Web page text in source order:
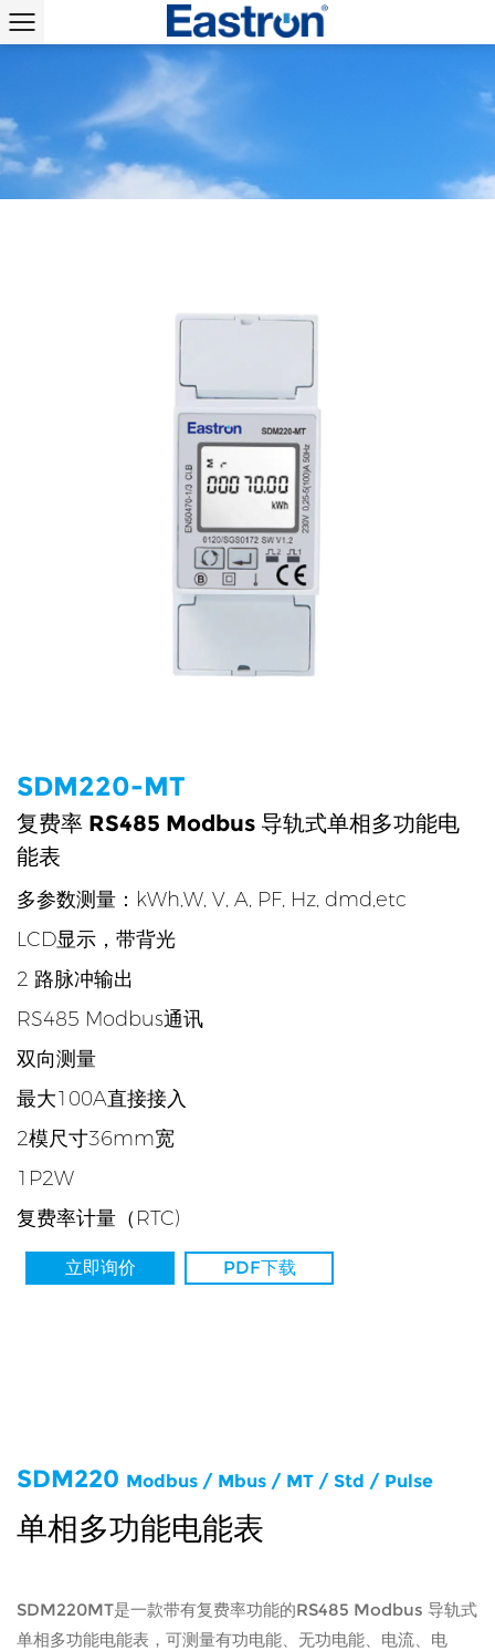
SDM220-MT
复费率 RS485 Modbus 导轨式单相多功能电
能表
多参数测量：kWh,W, V, A, PF, Hz, dmd,etc
LCD显示，带背光
2 路脉冲输出
RS485 Modbus通讯
双向测量
最大100A直接接入
2模尺寸36mm宽
1P2W
复费率计量（RTC)
立即询价 PDF下载
SDM220 Modbus / Mbus / MT / Std / Pulse
单相多功能电能表
SDM220MT是一款带有复费率功能的RS485 Modbus 导轨式
单相多功能电能表，可测量有功电能、无功电能、电流、电